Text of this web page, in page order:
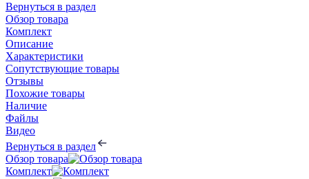
Вернуться в раздел
Обзор товара
Комплект
Описание
Характеристики
Сопутствующие товары
Отзывы
Похожие товары
Наличие
Файлы
Видео
Вернуться в раздел
Обзор товара
Комплект